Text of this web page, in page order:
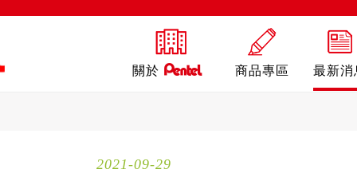
關於 商品專區 最新消
2021-09-29